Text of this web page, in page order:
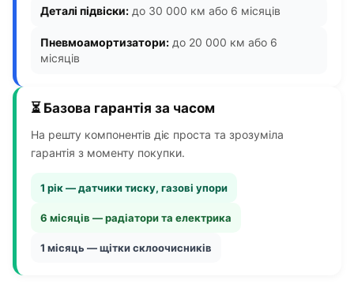
Деталі підвіски: до 30 000 км або 6 місяців
Пневмоамортизатори: до 20 000 км або 6
місяців
⏳ Базова гарантія за часом
На решту компонентів діє проста та зрозуміла
гарантія з моменту покупки.
1 рік — датчики тиску, газові упори
6 місяців — радіатори та електрика
1 місяць — щітки склоочисників